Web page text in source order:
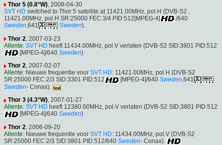
Thor 5 (0.8°W), 2008-04-30
SVT HD switched to Thor 5 satellite at 11421.00MHz, pol.H (DVB-S2 ,
11421.00MHz, pol.H SR:25000 FEC:3/4 PID:512[MPEG-4]
/640
Sweden,641 Sweden).
Thor 2, 2007-03-23
Allente: SVT HD heeft 11434.00MHz, pol.V verlaten (DVB-S2 SID:3801 PID:512
[MPEG-4]/640 Sweden)
Thor 2, 2007-02-07
Allente: Nieuwe frequentie voor SVT HD: 11421.00MHz, pol.H (DVB-S2
SR:25000 FEC:2/3 SID:3301 PID:512
[MPEG-4]/640 Sweden,641
Sweden- Conax).
Thor 3 (4.3°W), 2007-01-27
Allente: SVT HD heeft 12380.00MHz, pol.V verlaten (DVB-S2 SID:3801 PID:512
[MPEG-4]/640 Sweden)
Thor 2 , 2006-09-20
Allente: Nieuwe frequentie voor SVT HD: 11434.00MHz, pol.V (DVB-S2
SR:25000 FEC:2/3 SID:3801 PID:512/640 Sweden- Conax).